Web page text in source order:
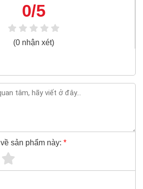
cháy 3 pha bọc mica Sino FR-
giờ
thông tin củaCáp điện hạ thế chống
Sino FR-CV Cu/Mica/XLPE/FR-
0/5
(0 nhận xét)
sản phẩm này: *